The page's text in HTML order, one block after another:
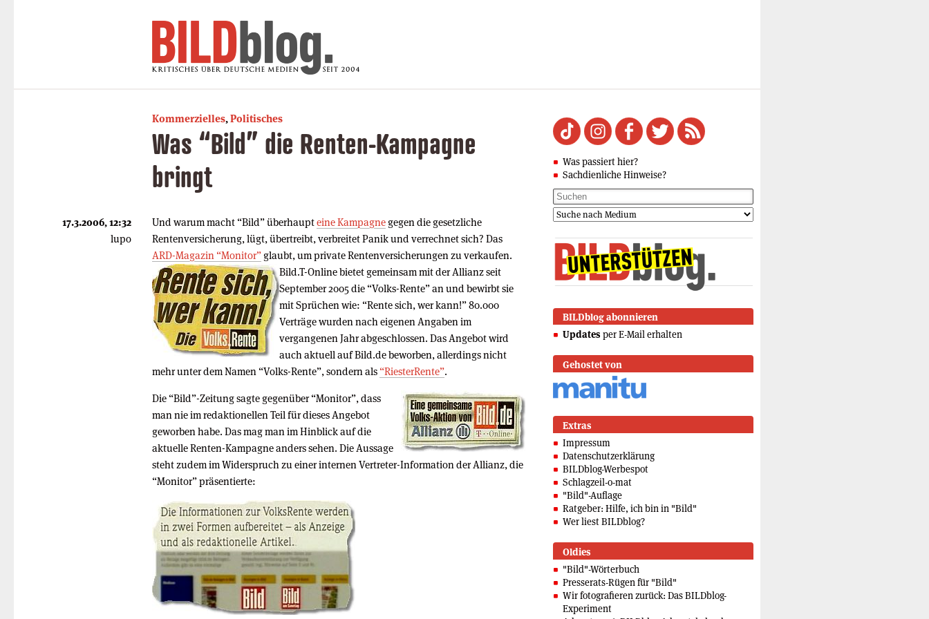
Kommerzielles,Politisches
Was “Bild” die Renten-Kampagne
bringt
Und warum macht “Bild” überhaupteine Kampagnegegen die gesetzliche
Rentenversicherung, lügt, übertreibt, verbreitet Panik und verrechnet sich? Das
ARD-Magazin “Monitor”glaubt, um private Rentenversicherungen zu verkaufen.
Bild.T-Online bietet gemeinsam mit der Allianz seit
September 2005 die “Volks-Rente” an und bewirbt sie
mit Sprüchen wie: “Rente sich, wer kann!” 80.000
Verträge wurden nach eigenen Angaben im
vergangenen Jahr abgeschlossen. Das Angebot wird
auch aktuell auf Bild.de beworben, allerdings nicht
mehr unter dem Namen “Volks-Rente”, sondern als “RiesterRente”.
Die “Bild”-Zeitung sagte gegenüber “Monitor”, dass
man nie im redaktionellen Teil für dieses Angebot
geworben habe. Das mag man im Hinblick auf die
aktuelle Renten-Kampagne anders sehen. Die Aussage
steht zudem im Widerspruch zu einer internen Vertreter-Information der Allianz, die
“Monitor” präsentierte:
17.3.2006, 12:32
lupo
Was passiert hier?
Sachdienliche Hinweise?
BILDblog abonnieren
Updates per E-Mail erhalten
Gehostet von
Extras
Impressum
Datenschutzerklärung
BILDblog-Werbespot
Schlagzeil-o-mat
"Bild"-Auflage
Ratgeber: Hilfe, ich bin in "Bild"
Wer liest BILDblog?
Oldies
"Bild"-Wörterbuch
Presserats-Rügen für "Bild"
Wir fotografieren zurück: Das BILDblog-
Experiment